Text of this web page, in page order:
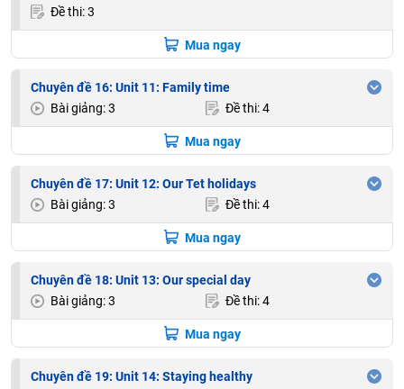
Đề thi: 3
Mua ngay
Chuyên đề 16: Unit 11: Family time
Bài giảng: 3
Đề thi: 4
Mua ngay
Chuyên đề 17: Unit 12: Our Tet holidays
Bài giảng: 3
Đề thi: 4
Mua ngay
Chuyên đề 18: Unit 13: Our special day
Bài giảng: 3
Đề thi: 4
Mua ngay
Chuyên đề 19: Unit 14: Staying healthy